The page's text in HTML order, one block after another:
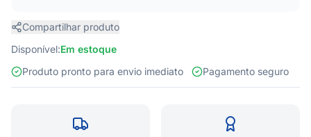
Compartilhar produto
Disponível:Em estoque
Produto pronto para envio imediato
Pagamento seguro